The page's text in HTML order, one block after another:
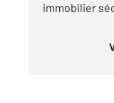
immobilier